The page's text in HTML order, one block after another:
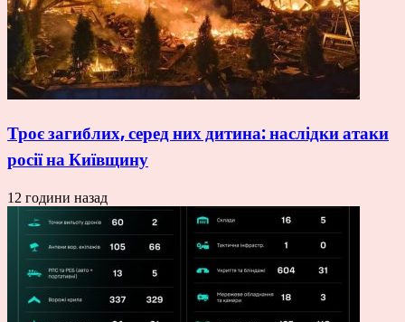
Троє загиблих, серед них дитина: наслідки атаки
росії на Київщину
12 години назад